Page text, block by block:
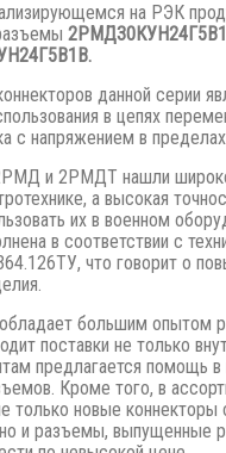
на РЭК
2РМД30КУН24Г5В1
.
данной серии
в цепях
с напряжением в
и 2РМДТ нашли
а высокая
их в военном
в соответствии с
что говорит о
большим опытом
поставки не только
предлагается помощь в
Кроме того, в
только новые коннекторы
и разъемы, выпущенные